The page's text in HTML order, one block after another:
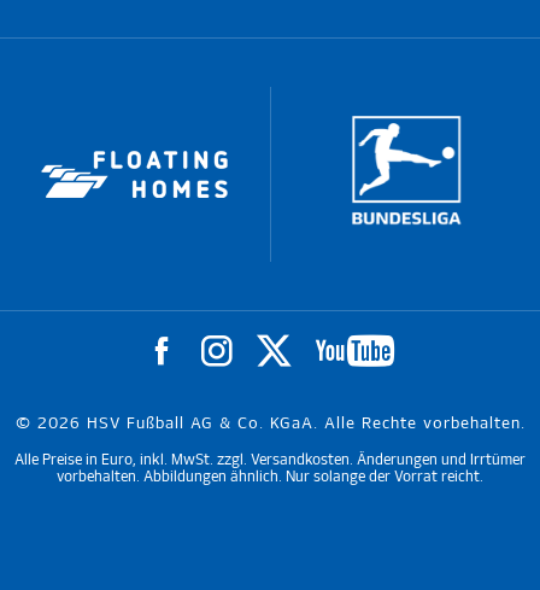
© 2026 HSV Fußball AG & Co. KGaA. Alle Rechte vorbehalten.
Alle Preise in Euro, inkl. MwSt. zzgl. Versandkosten. Änderungen und Irrtümer
vorbehalten. Abbildungen ähnlich. Nur solange der Vorrat reicht.